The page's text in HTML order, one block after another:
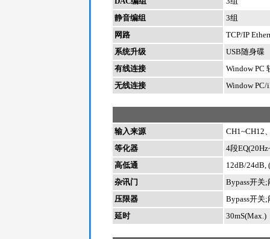
静音编组
3组
网路
TCP/IP
系统升级
USB随身碟
有线连接
Window PC
无线连接
Window PC/
输入来源
CH1~CH12
等化器
4段
高低通
12dB/24dB,
杂讯门
Bypass开关
压限器
Bypass开关
延时
30mS(Max.)